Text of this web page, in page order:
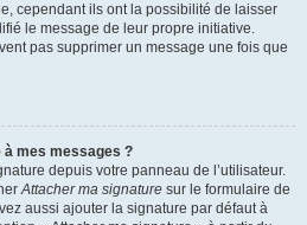
cependant ils ont la possibilité de laisser
le message de leur propre initiative.
pas supprimer un message une fois que
mes messages ?
depuis votre panneau de l’utilisateur.
Attacher ma signature sur le formulaire de
aussi ajouter la signature par défaut à